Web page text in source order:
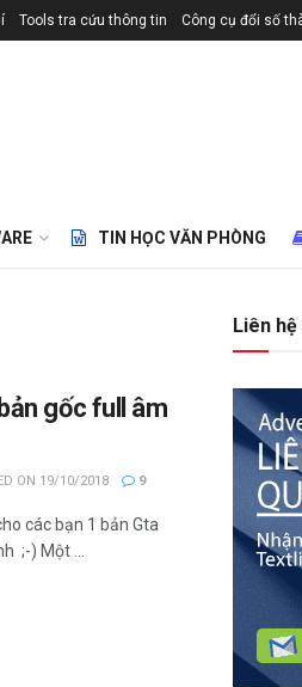
Tools tra cứu thông tin Công cụ đổi số
TIN HỌC VĂN PHÒNG
gốc full âm
ON 19/10/2018 9
các bạn 1 bản Gta
;-) Một ...
Liên hệ